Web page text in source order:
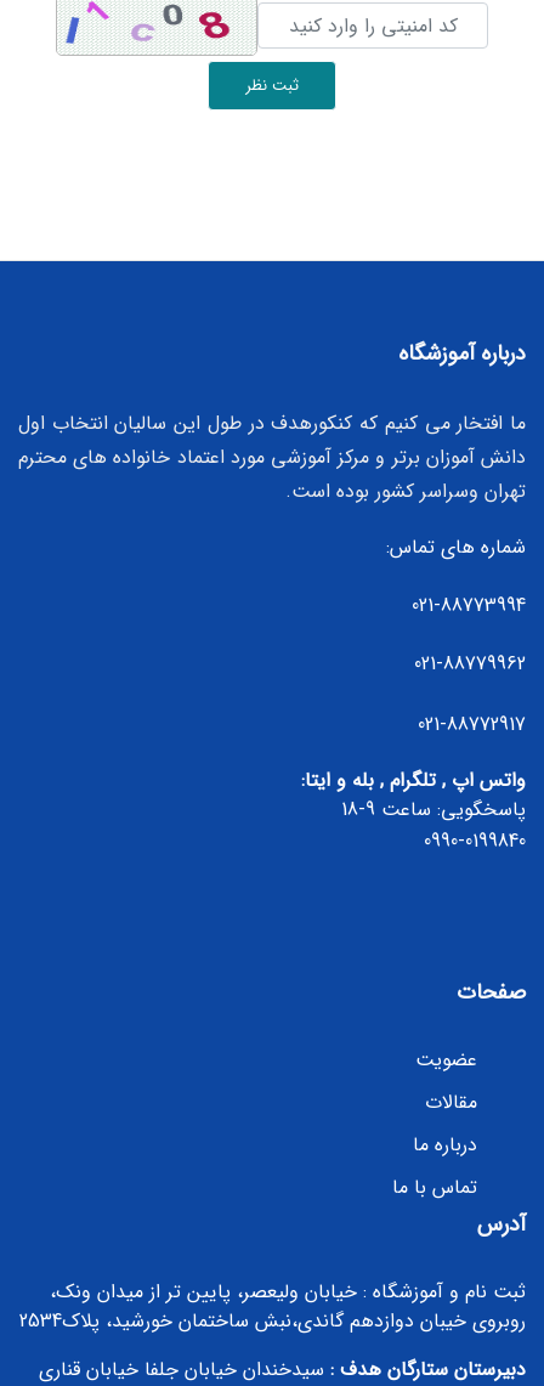
ثبت نظر
درباره آموزشگاه
ما افتخار می کنیم که کنکورهدف در طول این سالیان انتخاب اول
دانش آموزان برتر و مرکز آموزشی مورد اعتماد خانواده های محترم
تهران وسراسر کشور بوده است.
شماره های تماس:
021-88773994
021-88779962
021-88772917
واتس اپ , تلگرام , بله و ایتا:
پاسخگویی: ساعت 9-18
0990-0199840
صفحات
عضویت
مقالات
درباره ما
تماس با ما
آدرس
ثبت نام و آموزشگاه : خیابان ولیعصر، پایین تر از میدان ونک،
روبروی خیبان دوازدهم گاندی،نبش ساختمان خورشید، پلاک2534
دبیرستان ستارگان هدف : سیدخندان خیابان جلفا خیابان قناری